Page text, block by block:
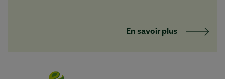
En savoir plus